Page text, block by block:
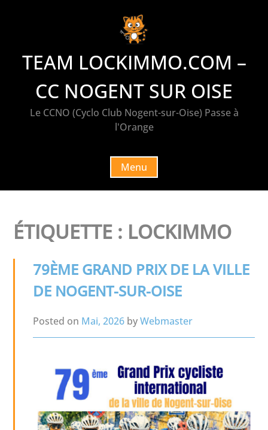
TEAM LOCKIMMO.COM –
CC NOGENT SUR OISE
Le CCNO (Cyclo Club Nogent-sur-Oise) Passe à
l'Orange
Menu
ÉTIQUETTE : LOCKIMMO
79ÈME GRAND PRIX DE LA VILLE
DE NOGENT-SUR-OISE
Posted on Mai, 2026 byWebmaster